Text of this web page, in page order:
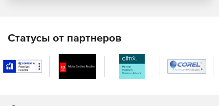
из истории.
Поддержка мультикластерных сред CUCM.
Возможность определить, кто внес изменения с
Статусы от партнеров